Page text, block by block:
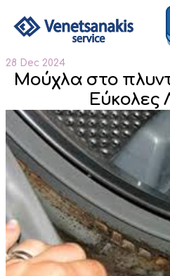
28 Dec 2024
Μούχλα στο
Εύκολες